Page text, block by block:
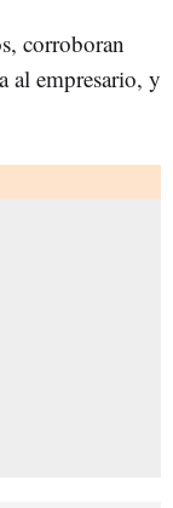
corroboran
al empresario, y